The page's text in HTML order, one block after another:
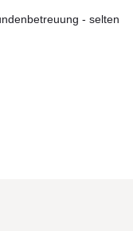
ganz in Ruhe in
- selten